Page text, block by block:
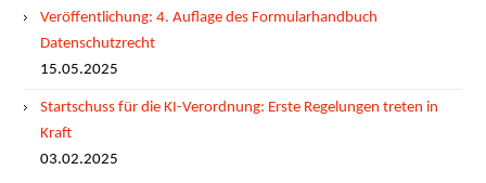
Veröffentlichung: 4. Auflage des Formularhandbuch
Datenschutzrecht
15.05.2025
Startschuss für die KI-Verordnung: Erste Regelungen treten in
Kraft
03.02.2025